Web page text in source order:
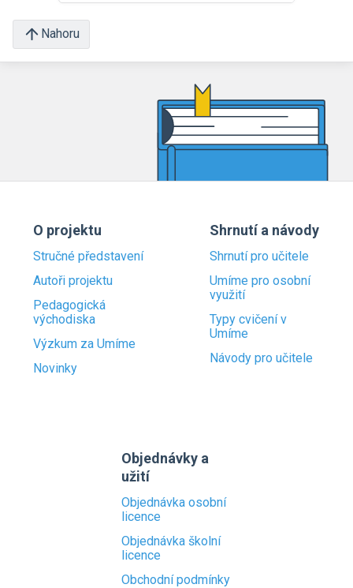
Nahoru
O projektu
Stručné představení
Autoři projektu
Pedagogická
východiska
Výzkum za Umíme
Novinky
Shrnutí a návody
Shrnutí pro učitele
Umíme pro osobní
využití
Typy cvičení v
Umíme
Návody pro učitele
Objednávky a
užití
Objednávka osobní
licence
Objednávka školní
licence
Obchodní podmínky